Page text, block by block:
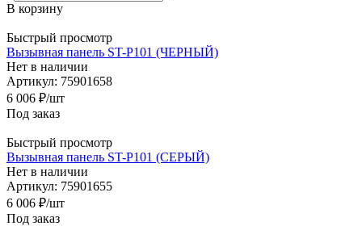
В корзину
Быстрый просмотр
Вызывная панель ST-P101 (ЧЕРНЫЙ)
Нет в наличии
Артикул: 75901658
6 006 ₽/шт
Под заказ
Быстрый просмотр
Вызывная панель ST-P101 (СЕРЫЙ)
Нет в наличии
Артикул: 75901655
6 006 ₽/шт
Под заказ